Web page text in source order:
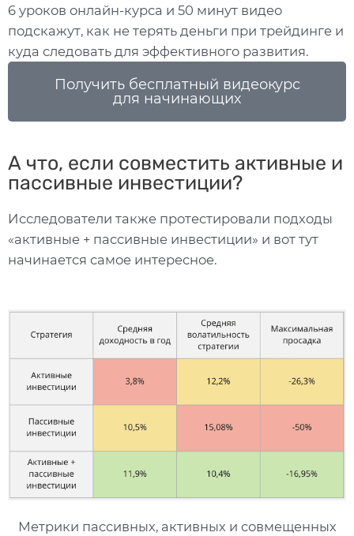
6 уроков онлайн-курса и 50 минут видео
подскажут, как не терять деньги при трейдинге и
куда следовать для эффективного развития.
Получить бесплатный видеокурс
для начинающих
А что, если совместить активные и
пассивные инвестиции?
Исследователи также протестировали подходы
«активные + пассивные инвестиции» и вот тут
начинается самое интересное.
Метрики пассивных, активных и совмещенных